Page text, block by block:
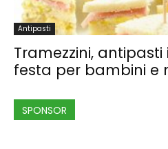
Antipasti
Tramezzini,
festa per bambini e
SPONSOR